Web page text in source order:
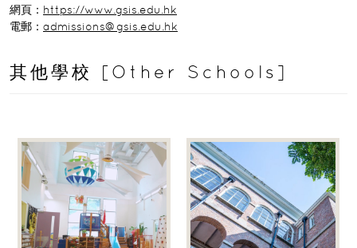
網頁： https://www.gsis.edu.hk
電郵： admissions@gsis.edu.hk
其他學校 [Other Schools]